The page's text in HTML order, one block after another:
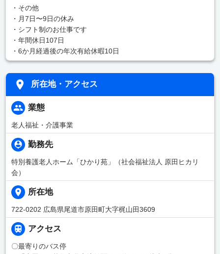
・その他
・月7日〜9日の休み
・シフト制のお仕事です
・年間休日107日
・6か月経過後の年次有給休暇10日
所在地・アクセス
業態
老人福祉・介護事業
勤務先
特別養護老人ホーム「ひかり苑」（社会福祉法人 原田ヒカリ
会）
所在地
722-0202 広島県尾道市原田町大字梶山田3609
アクセス
〇最寄りのバス停